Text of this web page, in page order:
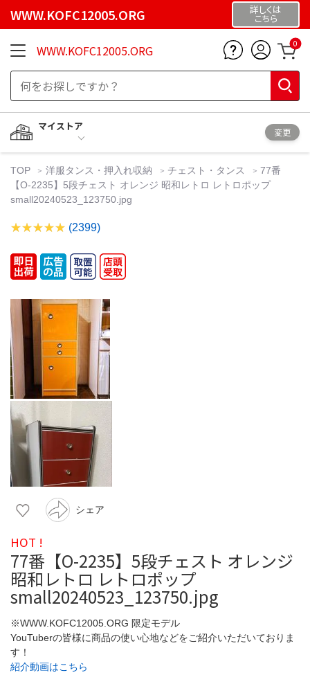
WWW.KOFC12005.ORG 詳しくは
こちら
WWW.KOFC12005.ORG 0
マイストア
変更
TOP 洋服タンス・押入れ収納 チェスト・タンス
77番
【O-2235】5段チェスト オレンジ 昭和レトロ レトロポップ
small20240523_123750.jpg
(2399)
シェア
HOT !
77番【O-2235】5段チェスト オレンジ
昭和レトロ レトロポップ
small20240523_123750.jpg
※WWW.KOFC12005.ORG 限定モデル
YouTuberの皆様に商品の使い心地などをご紹介いただいておりま
す！
紹介動画はこちら